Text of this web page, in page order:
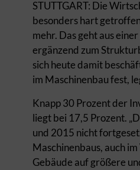
STUTTGART: Die
besonders hart
mehr. Das geht aus
ergänzend zum
sich heute damit
im Maschinenbau fest,
Knapp 30 Prozent der
liegt bei 17,5 Prozent.
und 2015 nicht
Maschinenbaus, auch
Gebäude auf größere